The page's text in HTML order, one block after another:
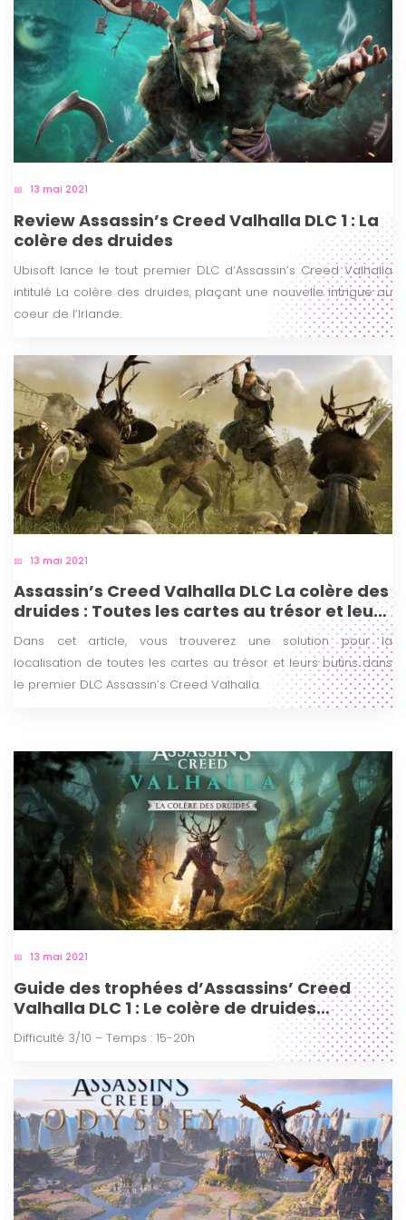
13 mai 2021
Review Assassin’s Creed Valhalla DLC 1 : La
colère des druides
Ubisoft lance le tout premier DLC d’Assassin’s Creed Valhalla
intitulé La colère des druides, plaçant une nouvelle intrigue au
coeur de l’Irlande.
13 mai 2021
Assassin’s Creed Valhalla DLC La colère des
druides : Toutes les cartes au trésor et leurs
butins
Dans cet article, vous trouverez une solution pour la
localisation de toutes les cartes au trésor et leurs butins dans
le premier DLC Assassin’s Creed Valhalla.
13 mai 2021
Guide des trophées d’Assassins’ Creed
Valhalla DLC 1 : Le colère de druides
(PS4/PS5)
Difficulté 3/10 – Temps : 15-20h